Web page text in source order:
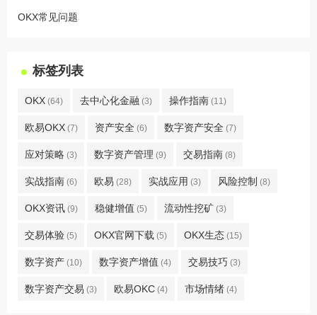
OKX常见问题
标签列表
OKX (64) 去中心化金融 (3) 操作指南 (11)
欧易OKX (7) 资产安全 (6) 数字资产安全 (7)
应对策略 (3) 数字资产管理 (9) 交易指南 (8)
实战指南 (6) 欧易 (28) 实战应用 (3) 风险控制 (8)
OKX资讯 (9) 稳健增值 (5) 流动性挖矿 (3)
交易体验 (5) OKX官网下载 (5) OKX生态 (15)
数字资产 (10) 数字资产增值 (4) 交易技巧 (3)
数字资产交易 (3) 欧易OKC (4) 市场情绪 (4)